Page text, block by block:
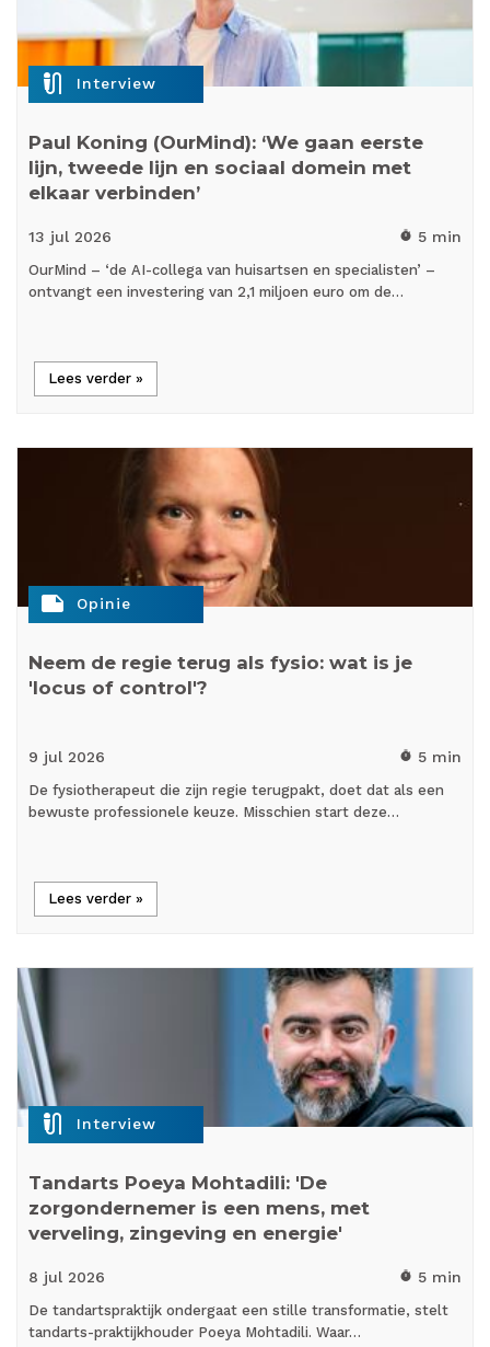
mic_external_on Interview
Paul Koning (OurMind): ‘We gaan eerste
lijn, tweede lijn en sociaal domein met
elkaar verbinden’
13 jul 2026 timer 5 min
OurMind – ‘de AI-collega van huisartsen en specialisten’ –
ontvangt een investering van 2,1 miljoen euro om de…
Lees verder »
note Opinie
Neem de regie terug als fysio: wat is je
'locus of control'?
9 jul 2026 timer 5 min
De fysiotherapeut die zijn regie terugpakt, doet dat als een
bewuste professionele keuze. Misschien start deze…
Lees verder »
mic_external_on Interview
Tandarts Poeya Mohtadili: 'De
zorgondernemer is een mens, met
verveling, zingeving en energie'
8 jul 2026 timer 5 min
De tandartspraktijk ondergaat een stille transformatie, stelt
tandarts-praktijkhouder Poeya Mohtadili. Waar…